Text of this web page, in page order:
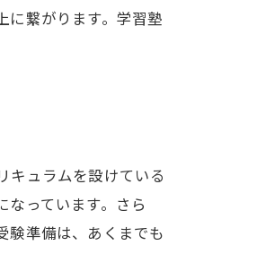
に繋がります。学習塾
キュラムを設けている
っています。さら
験準備は、あくまでも